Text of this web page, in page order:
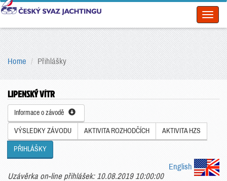
Home Přihlášky
LIPENSKÝ VÍTR
Informace o závodě
VÝSLEDKY ZÁVODU AKTIVITA ROZHODČÍCH AKTIVITA HZS
PŘIHLÁŠKY
English
Uzávěrka on-line přihlášek: 10.08.2019 10:00:00